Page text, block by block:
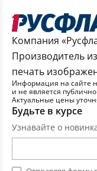
Компания
Производитель
печать
Информация на сайте
и не является
Актуальные цены
Будьте в курсе
Узнавайте о